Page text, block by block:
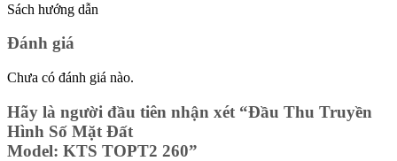
Sách hướng dẫn
Đánh giá
Chưa có đánh giá nào.
Hãy là người đầu tiên nhận xét “Đầu Thu Truyền
Hình Số Mặt Đất
Model: KTS TOPT2 260”